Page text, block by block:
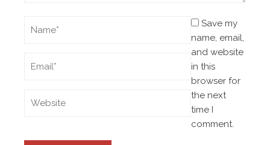
Save my
name, email,
and website
in this
browser for
the next
time I
comment.